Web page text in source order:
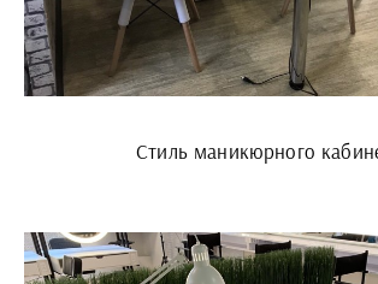
Стиль маникюрного